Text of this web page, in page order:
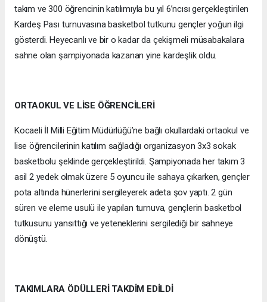
takım ve 300 öğrencinin katılımıyla bu yıl 6’ncısı gerçekleştirilen
Kardeş Pası turnuvasına basketbol tutkunu gençler yoğun ilgi
gösterdi. Heyecanlı ve bir o kadar da çekişmeli müsabakalara
sahne olan şampiyonada kazanan yine kardeşlik oldu.
ORTAOKUL VE LİSE ÖĞRENCİLERİ
Kocaeli İl Milli Eğitim Müdürlüğü’ne bağlı okullardaki ortaokul ve
lise öğrencilerinin katılım sağladığı organizasyon 3x3 sokak
basketbolu şeklinde gerçekleştirildi. Şampiyonada her takım 3
asil 2 yedek olmak üzere 5 oyuncu ile sahaya çıkarken, gençler
pota altında hünerlerini sergileyerek adeta şov yaptı. 2 gün
süren ve eleme usulü ile yapılan turnuva, gençlerin basketbol
tutkusunu yansıttığı ve yeteneklerini sergilediği bir sahneye
dönüştü.
TAKIMLARA ÖDÜLLERİ TAKDİM EDİLDİ